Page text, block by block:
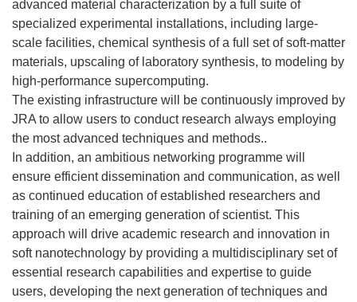
advanced material characterization by a full suite of
specialized experimental installations, including large-
scale facilities, chemical synthesis of a full set of soft-matter
materials, upscaling of laboratory synthesis, to modeling by
high-performance supercomputing.
The existing infrastructure will be continuously improved by
JRA to allow users to conduct research always employing
the most advanced techniques and methods..
In addition, an ambitious networking programme will
ensure efficient dissemination and communication, as well
as continued education of established researchers and
training of an emerging generation of scientist. This
approach will drive academic research and innovation in
soft nanotechnology by providing a multidisciplinary set of
essential research capabilities and expertise to guide
users, developing the next generation of techniques and